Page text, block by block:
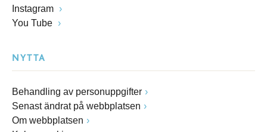
Instagram
You Tube
NYTTA
Behandling av personuppgifter
Senast ändrat på webbplatsen
Om webbplatsen